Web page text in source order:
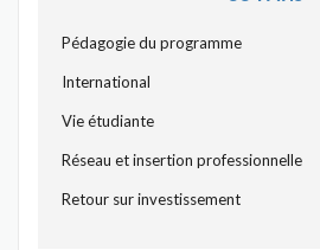
Pédagogie du programme
International
Vie étudiante
Réseau et insertion professionnelle
Retour sur investissement